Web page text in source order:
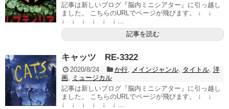
記事は新しいブログ『脳内ミニシアター』に引っ越し
ました。 こちらのURLでページが飛びます。 ↓ ↓
↓ ↓ ↓ ↓ ↓ ↓ ...
記事を読む
キャッツ RE-3322
2020/8/24 か行, メインジャンル, タイトル, 洋
画
ミュージカル
記事は新しいブログ『脳内ミニシアター』に引っ越し
ました。 こちらのURLでページが飛びます。 ↓ ↓
↓ ↓ ↓ ↓ ↓ ↓ ...